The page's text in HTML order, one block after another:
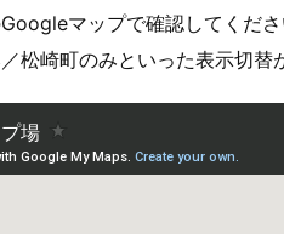
マップで確認してくだ
松崎町のみといった表示切替